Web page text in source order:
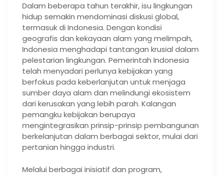
Dalam beberapa tahun terakhir, isu lingkungan
hidup semakin mendominasi diskusi global,
termasuk di Indonesia. Dengan kondisi
geografis dan kekayaan alam yang melimpah,
Indonesia menghadapi tantangan krusial dalam
pelestarian lingkungan. Pemerintah Indonesia
telah menyadari perlunya kebijakan yang
berfokus pada keberlanjutan untuk menjaga
sumber daya alam dan melindungi ekosistem
dari kerusakan yang lebih parah. Kalangan
pemangku kebijakan berupaya
mengintegrasikan prinsip-prinsip pembangunan
berkelanjutan dalam berbagai sektor, mulai dari
pertanian hingga industri.
Melalui berbagai inisiatif dan program,